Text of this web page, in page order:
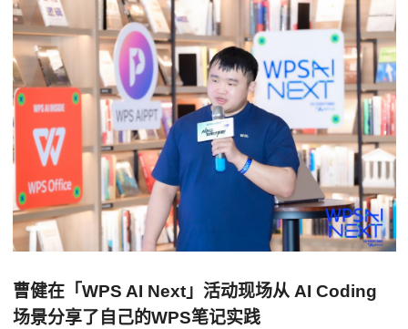
曹健在「WPS AI Next」活动现场从 AI Coding
场景分享了自己的WPS笔记实践